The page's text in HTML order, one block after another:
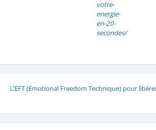
votre-
energie-
en-20-
secondes/
L’EFT (Emotional Freedom Technique) pour